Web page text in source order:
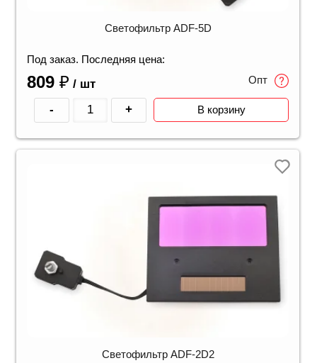
Светофильтр ADF-5D
Под заказ. Последняя цена:
809 ₽ / шт Опт
- + В корзину
Светофильтр ADF-2D2